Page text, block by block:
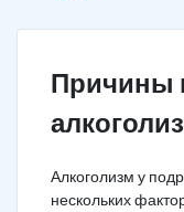
Причины
Алкоголизм у
нескольких